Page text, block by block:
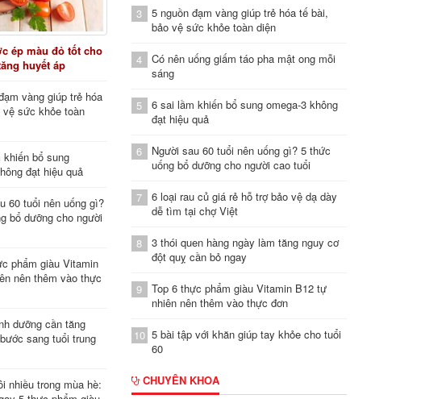
ép màu đỏ tốt cho
huyết áp
vàng giúp trẻ hóa
vệ sức khỏe toàn
khiến bổ sung
đạt hiệu quả
60 tuổi nên uống gì?
bổ dưỡng cho người
phẩm giàu Vitamin
nên thêm vào thực
dưỡng cần tăng
sang tuổi trung
nhiều trong mùa hè:
3
5 nguồn đạm vàng giúp trẻ hóa tế bài,
bảo vệ sức khỏe toàn diện
4
Có nên uống giấm táo pha mật ong mỗi
sáng
5
6 sai lầm khiến bổ sung omega-3 không
đạt hiệu quả
6
Người sau 60 tuổi nên uống gì? 5 thức
uống bổ dưỡng cho người cao tuổi
7
6 loại rau củ giá rẻ hỗ trợ bảo vệ dạ dày
dễ tìm tại chợ Việt
8
3 thói quen hàng ngày làm tăng nguy cơ
đột quỵ cần bỏ ngay
9
Top 6 thực phẩm giàu Vitamin B12 tự
nhiên nên thêm vào thực đơn
10 5 bài tập với khăn giúp tay khỏe cho tuổi
60
CHUYÊN KHOA